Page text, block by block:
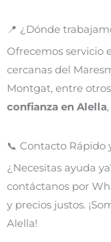
📍 ¿Dónde
Ofrecemos servicio
cercanas del
Montgat, entre
confianza en Alella
📞 Contacto Rápido
¿Necesitas ayuda
contáctanos por
y precios justos.
Alella!